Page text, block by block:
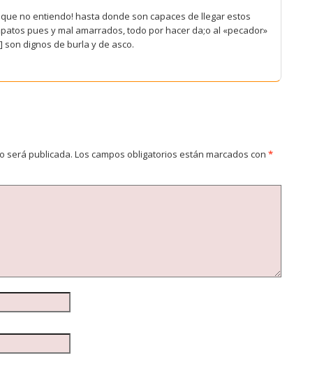
no entiendo! hasta donde son capaces de llegar estos
pues y mal amarrados, todo por hacer da;o al «pecador»
son dignos de burla y de asco.
será publicada. Los campos obligatorios están marcados con *